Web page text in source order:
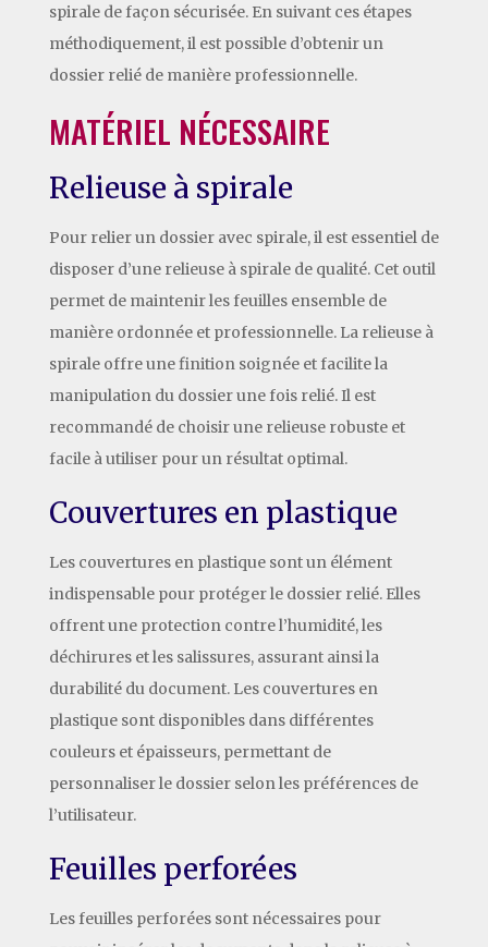
spirale de façon sécurisée. En suivant ces étapes
méthodiquement, il est possible d’obtenir un
dossier relié de manière professionnelle.
MATÉRIEL NÉCESSAIRE
Relieuse à spirale
Pour relier un dossier avec spirale, il est essentiel de
disposer d’une relieuse à spirale de qualité. Cet outil
permet de maintenir les feuilles ensemble de
manière ordonnée et professionnelle. La relieuse à
spirale offre une finition soignée et facilite la
manipulation du dossier une fois relié. Il est
recommandé de choisir une relieuse robuste et
facile à utiliser pour un résultat optimal.
Couvertures en plastique
Les couvertures en plastique sont un élément
indispensable pour protéger le dossier relié. Elles
offrent une protection contre l’humidité, les
déchirures et les salissures, assurant ainsi la
durabilité du document. Les couvertures en
plastique sont disponibles dans différentes
couleurs et épaisseurs, permettant de
personnaliser le dossier selon les préférences de
l’utilisateur.
Feuilles perforées
Les feuilles perforées sont nécessaires pour